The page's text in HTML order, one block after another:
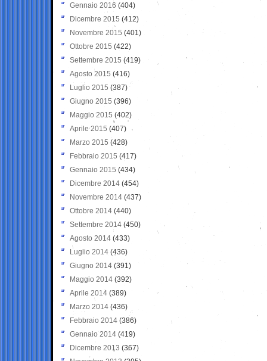
Gennaio 2016 (404)
Dicembre 2015 (412)
Novembre 2015 (401)
Ottobre 2015 (422)
Settembre 2015 (419)
Agosto 2015 (416)
Luglio 2015 (387)
Giugno 2015 (396)
Maggio 2015 (402)
Aprile 2015 (407)
Marzo 2015 (428)
Febbraio 2015 (417)
Gennaio 2015 (434)
Dicembre 2014 (454)
Novembre 2014 (437)
Ottobre 2014 (440)
Settembre 2014 (450)
Agosto 2014 (433)
Luglio 2014 (436)
Giugno 2014 (391)
Maggio 2014 (392)
Aprile 2014 (389)
Marzo 2014 (436)
Febbraio 2014 (386)
Gennaio 2014 (419)
Dicembre 2013 (367)